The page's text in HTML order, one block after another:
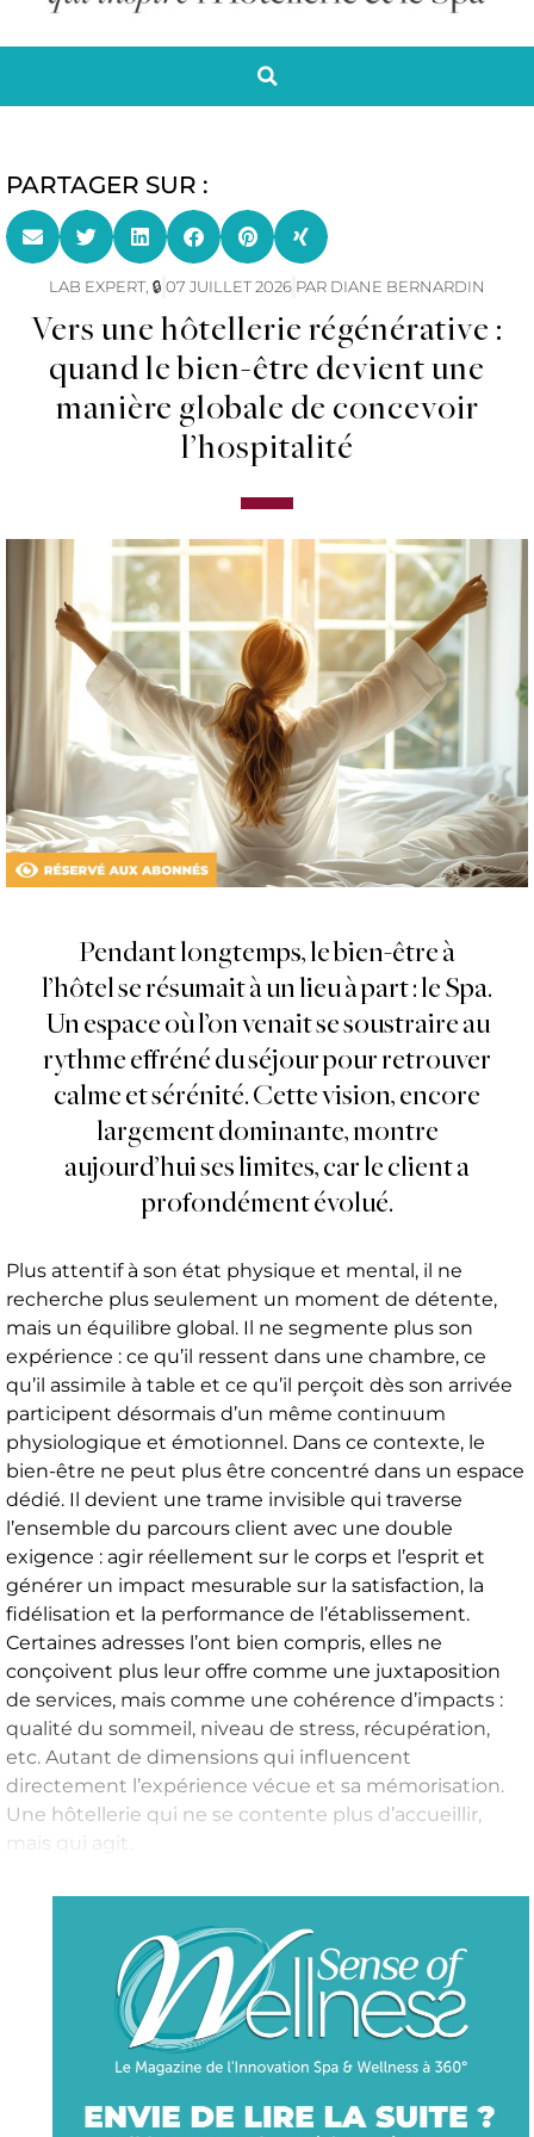
PARTAGER SUR :
LAB EXPERT, 🔒 07 JUILLET 2026 PAR DIANE BERNARDIN
Vers une hôtellerie régénérative :
quand le bien-être devient une
manière globale de concevoir
l’hospitalité
Pendant longtemps, le bien-être à
l’hôtel se résumait à un lieu à part : le Spa.
Un espace où l’on venait se soustraire au
rythme effréné du séjour pour retrouver
calme et sérénité. Cette vision, encore
largement dominante, montre
aujourd’hui ses limites, car le client a
profondément évolué.
Plus attentif à son état physique et mental, il ne
recherche plus seulement un moment de détente,
mais un équilibre global. Il ne segmente plus son
expérience : ce qu’il ressent dans une chambre, ce
qu’il assimile à table et ce qu’il perçoit dès son arrivée
participent désormais d’un même continuum
physiologique et émotionnel. Dans ce contexte, le
bien-être ne peut plus être concentré dans un espace
dédié. Il devient une trame invisible qui traverse
l’ensemble du parcours client avec une double
exigence : agir réellement sur le corps et l’esprit et
générer un impact mesurable sur la satisfaction, la
fidélisation et la performance de l’établissement.
Certaines adresses l’ont bien compris, elles ne
conçoivent plus leur offre comme une juxtaposition
de services, mais comme une cohérence d’impacts :
qualité du sommeil, niveau de stress, récupération,
etc. Autant de dimensions qui influencent
directement l’expérience vécue et sa mémorisation.
Une hôtellerie qui ne se contente plus d’accueillir,
mais qui agit.